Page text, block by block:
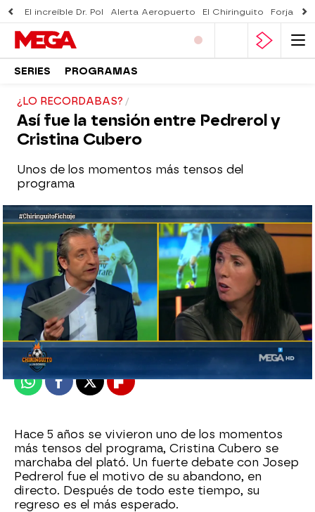
El increíble Dr. Pol Alerta Aeropuerto El Chiringuito Forjado
SERIES PROGRAMAS
¿LO RECORDABAS?
Así fue la tensión entre Pedrerol y
Cristina Cubero
Unos de los momentos más tensos del
programa
El Chiringuito
Madrid
Publicado:30 de agosto de 2022, 02:41
WhatsappFacebook
X Flipboard
Hace 5 años se vivieron uno de los momentos
más tensos del programa, Cristina Cubero se
marchaba del plató. Un fuerte debate con Josep
Pedrerol fue el motivo de su abandono, en
directo. Después de todo este tiempo, su
regreso es el más esperado.